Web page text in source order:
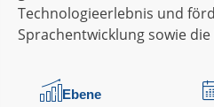
Technologieerlebnis und
Sprachentwicklung sowie
Ebene